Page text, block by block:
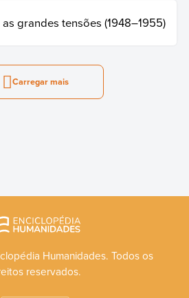
grandes tensões (1948–1955)
Carregar mais
Humanidades. Todos os
reservados.